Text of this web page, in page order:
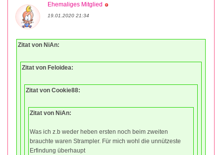
Ehemaliges Mitglied
19.01.2020 21:34
Zitat von NiAn:
Zitat von Feloidea:
Zitat von Cookie88:
Zitat von NiAn:
Was ich z.b weder heben ersten noch beim zweiten
brauchte waren Strampler. Für mich wohl die unnützeste
Erfindung überhaupt